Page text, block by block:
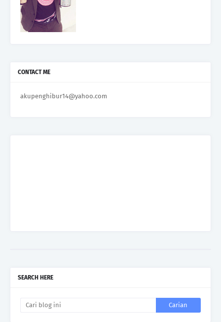
CONTACT ME
akupenghibur14@yahoo.com
SEARCH HERE